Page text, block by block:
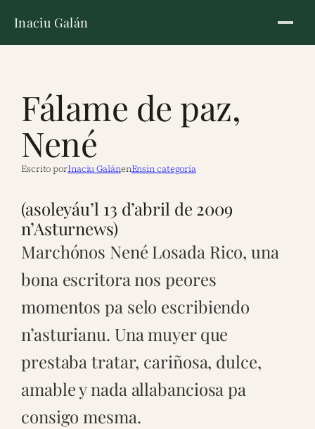
Inaciu Galán
Fálame de paz,
Nené
Escrito porInaciu GalánenEnsin categoría
(asoleyáu’l 13 d’abril de 2009
n’Asturnews)
Marchónos Nené Losada Rico, una
bona escritora nos peores
momentos pa selo escribiendo
n’asturianu. Una muyer que
prestaba tratar, cariñosa, dulce,
amable y nada allabanciosa pa
consigo mesma.